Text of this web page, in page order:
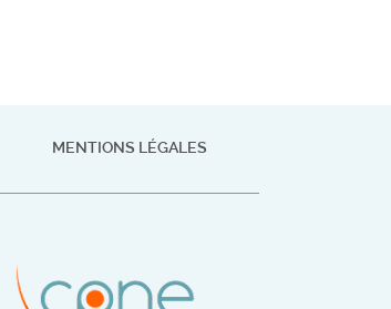
MENTIONS LÉGALES